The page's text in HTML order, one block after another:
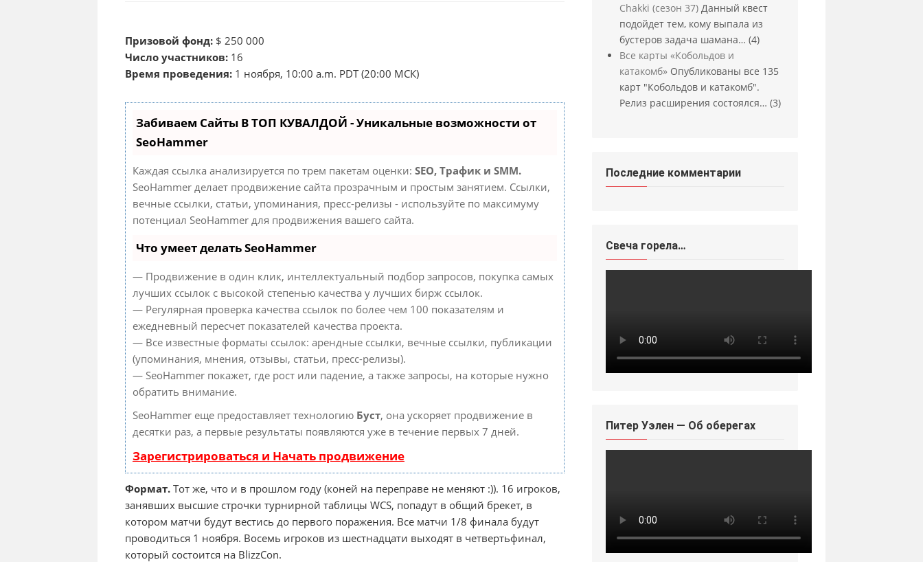
Призовой фонд: $ 250 000
Число участников: 16
Время проведения: 1 ноября, 10:00 a.m. PDT (20:00 МСК)
Забиваем Сайты В ТОП КУВАЛДОЙ - Уникальные возможности от
SeoHammer
Каждая ссылка анализируется по трем пакетам оценки: SEO, Трафик и SMM.
SeoHammer делает продвижение сайта прозрачным и простым занятием. Ссылки,
вечные ссылки, статьи, упоминания, пресс-релизы - используйте по максимуму
потенциал SeoHammer для продвижения вашего сайта.
Что умеет делать SeoHammer
— Продвижение в один клик, интеллектуальный подбор запросов, покупка самых
лучших ссылок с высокой степенью качества у лучших бирж ссылок.
— Регулярная проверка качества ссылок по более чем 100 показателям и
ежедневный пересчет показателей качества проекта.
— Все известные форматы ссылок: арендные ссылки, вечные ссылки, публикации
(упоминания, мнения, отзывы, статьи, пресс-релизы).
— SeoHammer покажет, где рост или падение, а также запросы, на которые нужно
обратить внимание.
SeoHammer еще предоставляет технологию Буст, она ускоряет продвижение в
десятки раз, а первые результаты появляются уже в течение первых 7 дней.
Зарегистрироваться и Начать продвижение
Формат. Тот же, что и в прошлом году (коней на переправе не меняют :)). 16 игроков,
занявших высшие строчки турнирной таблицы WCS, попадут в общий брекет, в
котором матчи будут вестись до первого поражения. Все матчи 1/8 финала будут
проводиться 1 ноября. Восемь игроков из шестнадцати выходят в четвертьфинал,
который состоится на BlizzCon.
Chakki (сезон 37) Данный квест
подойдет тем, кому выпала из
бустеров задача шамана… (4)
Все карты «Кобольдов и
катакомб» Опубликованы все 135
карт "Кобольдов и катакомб".
Релиз расширения состоялся… (3)
Последние комментарии
Свеча горела…
Питер Уэлен — Об оберегах